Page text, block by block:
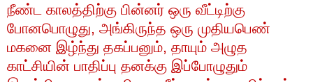
நீண்ட காலத்திற்கு பின்னர் ஒரு வீட்டிற்கு
போனபொழுது, அங்கிருந்த ஒரு முதியபெண்
மகனை இழ்ந்து தகப்பனும், தாயும் அழுத
காட்சியின் பாதிப்பு தனக்கு இப்போழுதும்